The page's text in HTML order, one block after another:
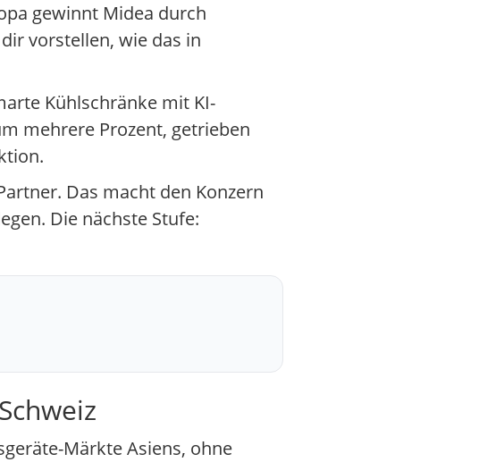
gewinnt Midea durch
vorstellen, wie das in
Kühlschränke mit KI-
mehrere Prozent, getrieben
Das macht den Konzern
Die nächste Stufe:
Märkte Asiens, ohne